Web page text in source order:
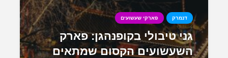
דנמרק פארקי שעשועים
גני טיבולי בקופנהגן: פארק
השעשועים הקסום שמתאים